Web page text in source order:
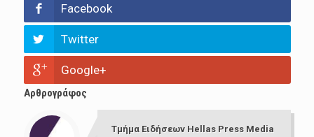
Facebook
Twitter
Google+
Αρθρογράφος
Τμήμα Ειδήσεων Hellas Press Media